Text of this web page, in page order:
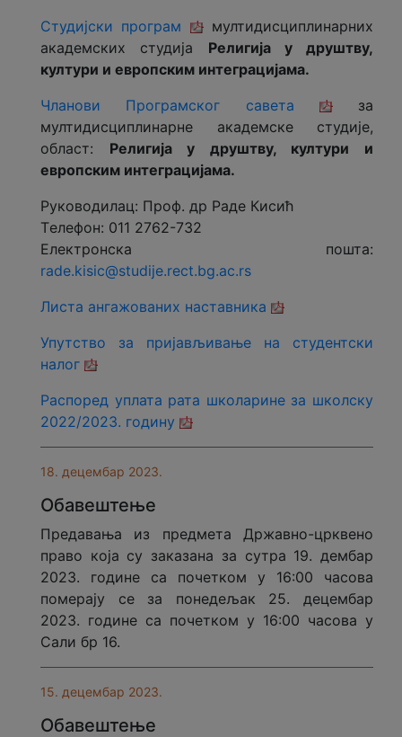
Студијски програм
мултидисциплинарних
академских студија Религија у друштву,
култури и европским интеграцијама.
Чланови Програмског савета
за
мултидисциплинарне академске студије,
област: Религија у друштву, култури и
европским интеграцијама.
Руководилац: Проф. др Раде Кисић
Tелефон: 011 2762-732
Електронска пошта:
rade.kisic@studije.rect.bg.ac.rs
Листа ангажованих наставника
Упутство за пријављивање на студентски
налог
Распоред уплата рата школарине за школску
2022/2023. годину
18. децембар 2023.
Обавештење
Предавања из предмета Државно-црквено
право која су заказана за сутра 19. дембар
2023. године са почетком у 16:00 часова
померају се за понедељак 25. децембар
2023. године са почетком у 16:00 часова у
Сали бр 16.
15. децембар 2023.
Обавештење